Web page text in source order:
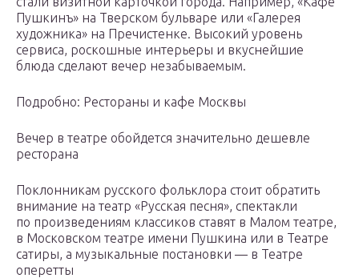
Пушкинъ» на Тверском бульваре или «Галерея
художника» на Пречистенке. Высокий уровень
сервиса, роскошные интерьеры и вкуснейшие
блюда сделают вечер незабываемым.
Подробно: Рестораны и кафе Москвы
Вечер в театре обойдется значительно дешевле
ресторана
Поклонникам русского фольклора стоит обратить
внимание на театр «Русская песня», спектакли
по произведениям классиков ставят в Малом театре,
в Московском театре имени Пушкина или в Театре
сатиры, а музыкальные постановки — в Театре
оперетты